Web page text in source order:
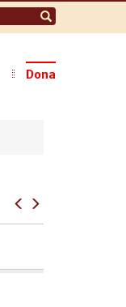
Dona